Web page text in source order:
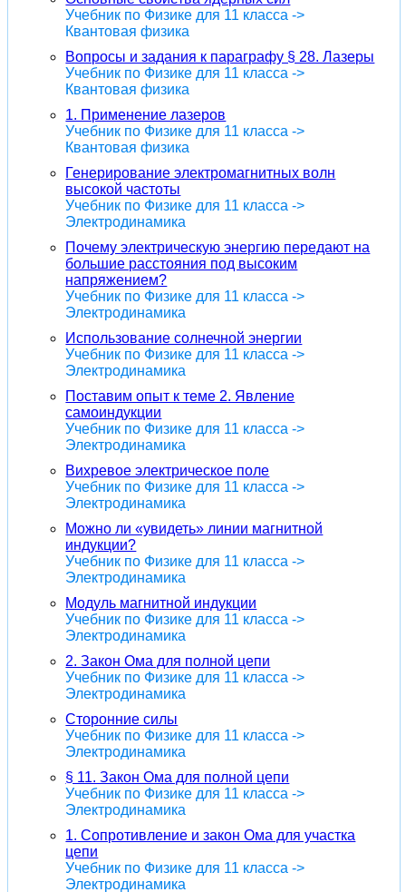
Учебник по Физике для 11 класса ->
Квантовая физика
Вопросы и задания к параграфу § 28. Лазеры
Учебник по Физике для 11 класса ->
Квантовая физика
1. Применение лазеров
Учебник по Физике для 11 класса ->
Квантовая физика
Генерирование электромагнитных волн
высокой частоты
Учебник по Физике для 11 класса ->
Электродинамика
Почему электрическую энергию передают на
большие расстояния под высоким
напряжением?
Учебник по Физике для 11 класса ->
Электродинамика
Использование солнечной энергии
Учебник по Физике для 11 класса ->
Электродинамика
Поставим опыт к теме 2. Явление
самоиндукции
Учебник по Физике для 11 класса ->
Электродинамика
Вихревое электрическое поле
Учебник по Физике для 11 класса ->
Электродинамика
Можно ли «увидеть» линии магнитной
индукции?
Учебник по Физике для 11 класса ->
Электродинамика
Модуль магнитной индукции
Учебник по Физике для 11 класса ->
Электродинамика
2. Закон Ома для полной цепи
Учебник по Физике для 11 класса ->
Электродинамика
Сторонние силы
Учебник по Физике для 11 класса ->
Электродинамика
§ 11. Закон Ома для полной цепи
Учебник по Физике для 11 класса ->
Электродинамика
1. Cопротивление и закон Ома для участка
цепи
Учебник по Физике для 11 класса ->
Электродинамика